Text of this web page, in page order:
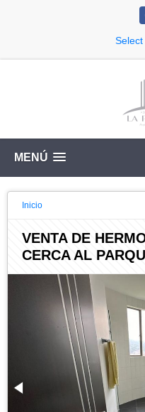
MENÚ
Inicio
VENTA DE
CERCA AL